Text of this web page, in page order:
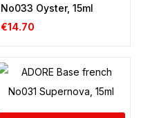
No033 Oyster, 15ml
€14.70